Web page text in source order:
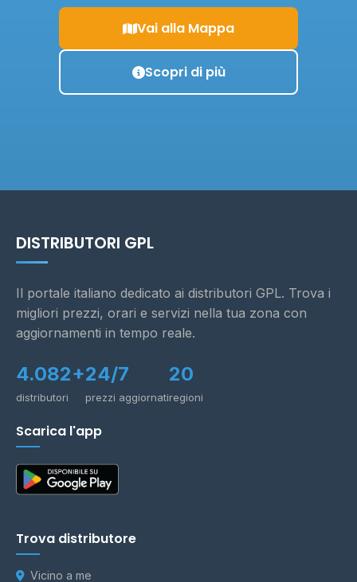
Vai alla Mappa
Scopri di più
DISTRIBUTORI GPL
Il portale italiano dedicato ai distributori GPL. Trova i
migliori prezzi, orari e servizi nella tua zona con
aggiornamenti in tempo reale.
4.082+
distributori
24/7
prezzi aggiornati
20
regioni
Scarica l'app
Trova distributore
Vicino a me